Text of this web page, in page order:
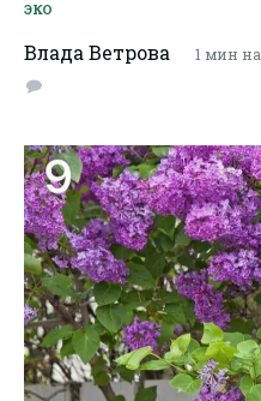
ЭКО
Влада Ветрова 1 мин